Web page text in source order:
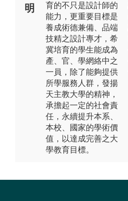
明
育的不只是設計師的
能力，更重要目標是
養成術德兼備、品端
技精之設計專才，希
冀培育的學生能成為
產、官、學網絡中之
一員，除了能夠提供
所學服務人群，發揚
天主教大學的精神，
承擔起一定的社會責
任，永續提升本系、
本校、國家的學術價
值，以達成完善之大
學教育目標。